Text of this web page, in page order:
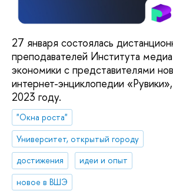
27 января состоялась
преподавателей Института
экономики с представителями
интернет-энциклопедии
2023 году.
"Окна роста"
Университет, открытый городу
достижения
идеи и опыт
новое в ВШЭ